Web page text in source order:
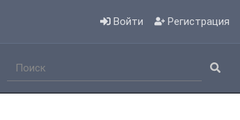
Войти Регистрация